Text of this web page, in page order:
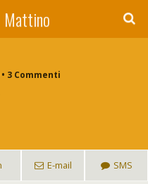
Mattino
3 Commenti
E-mail SMS